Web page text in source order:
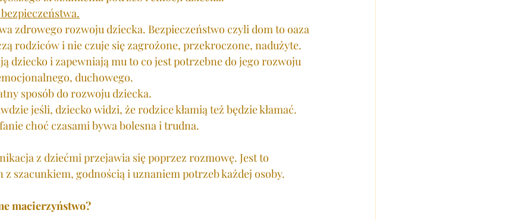
zdrowego rozwoju dziecka. Bezpieczeństwo czyli dom to oaza
rodziców i nie czuje się zagrożone, przekroczone, nadużyte.
dziecko i zapewniają mu to co jest potrzebne do jego rozwoju
duchowego.
sposób do rozwoju dziecka.
jeśli, dziecko widzi, że rodzice kłamią też będzie kłamać.
choć czasami bywa bolesna i trudna.
z dziećmi przejawia się poprzez rozmowę. Jest to
z szacunkiem, godnością i uznaniem potrzeb każdej osoby.
macierzyństwo?